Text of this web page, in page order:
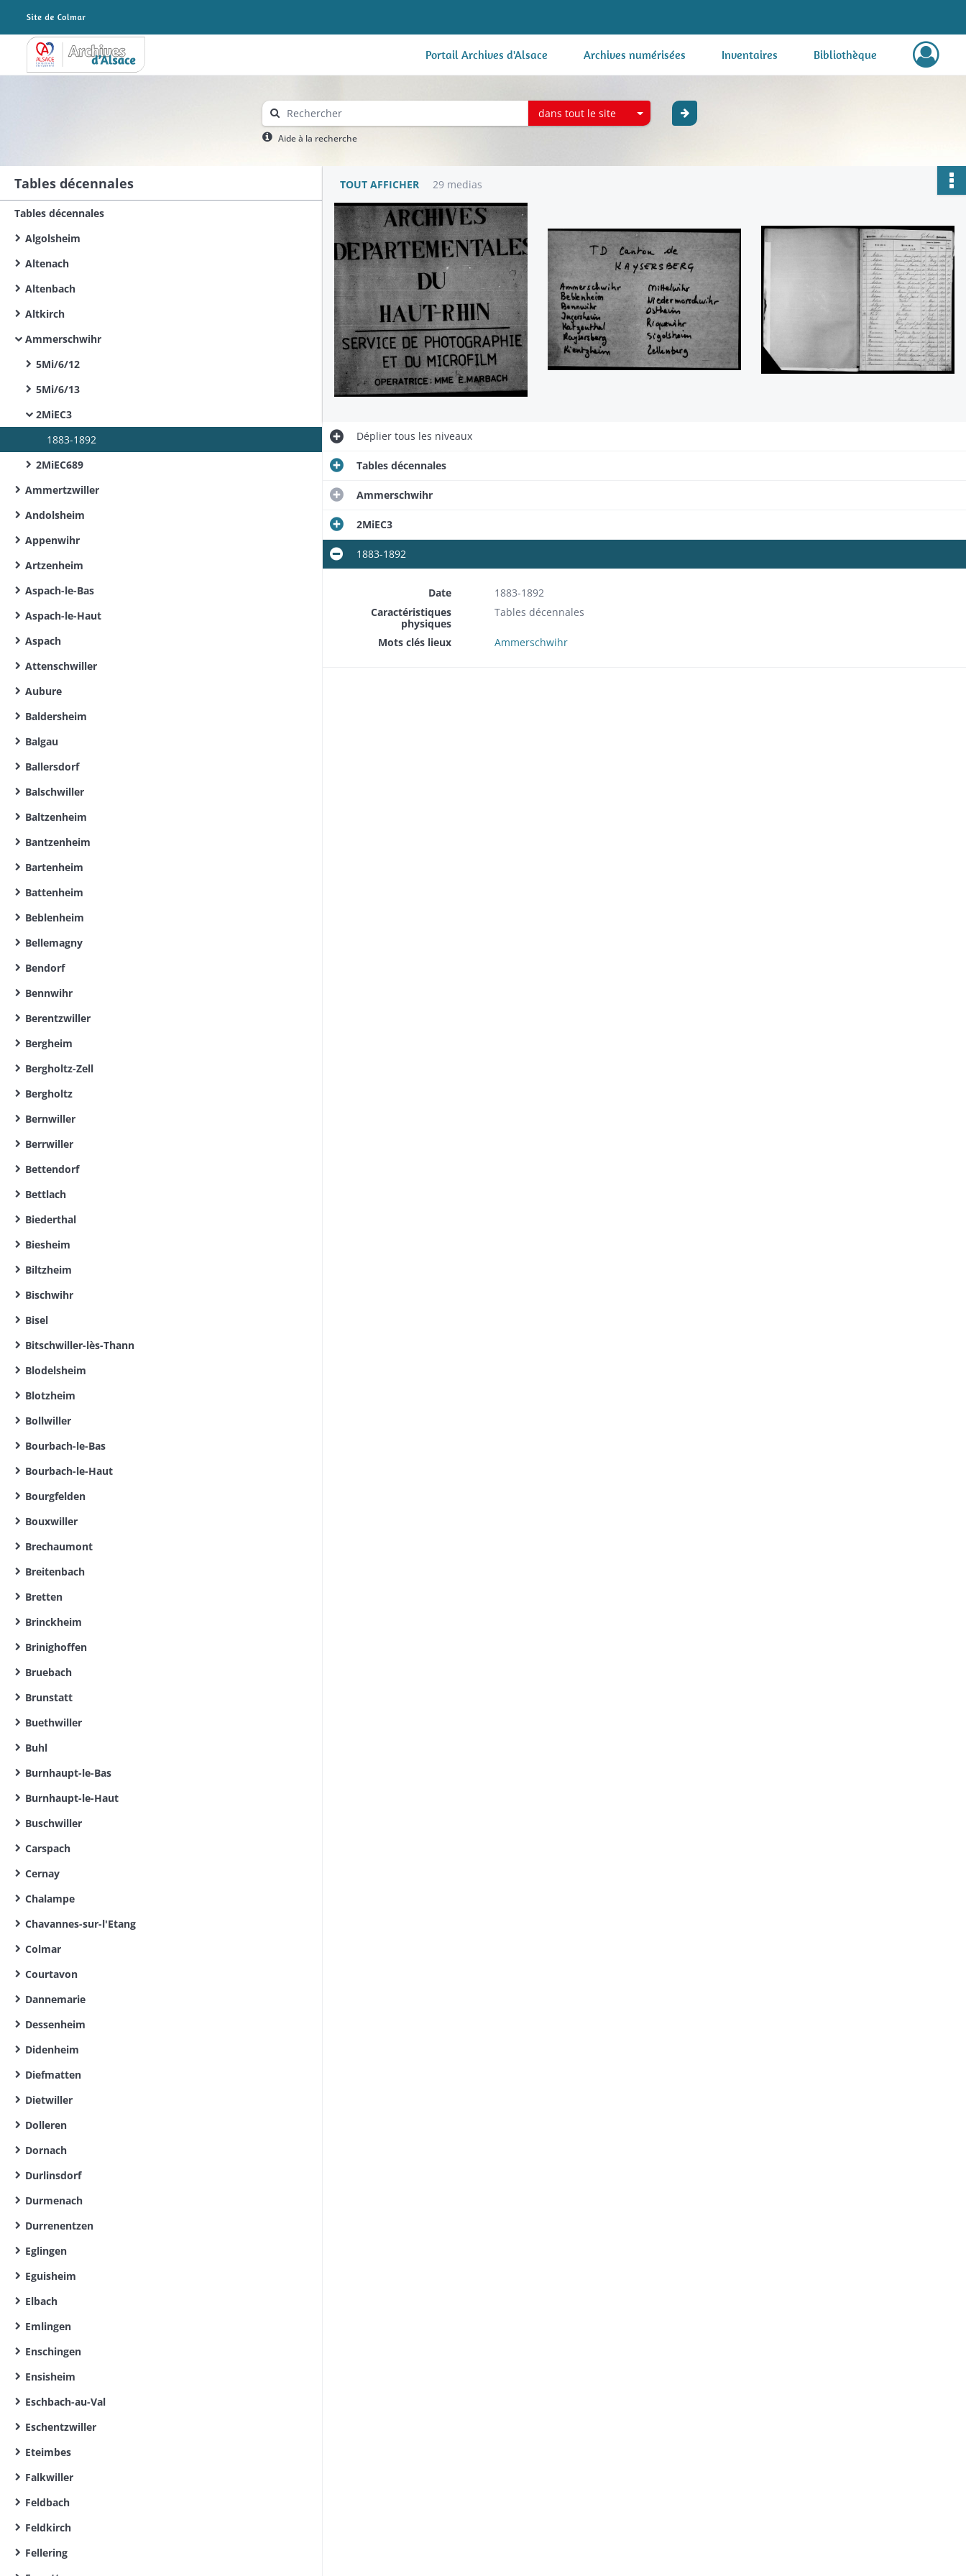
Archives Alsace - Colmar Portail Archives d'Alsace Archives numérisées Inventaires Bibliothèque
dans tout le site
Aide à la recherche
Tables décennales
Tables décennales
Algolsheim
Altenach
Altenbach
Altkirch
Ammerschwihr
5Mi/6/12
5Mi/6/13
2MiEC3
1883-1892
2MiEC689
Ammertzwiller
Andolsheim
Appenwihr
Artzenheim
Aspach-le-Bas
Aspach-le-Haut
Aspach
Attenschwiller
Aubure
Baldersheim
Balgau
Ballersdorf
Balschwiller
Baltzenheim
Bantzenheim
Bartenheim
Battenheim
Beblenheim
Bellemagny
Bendorf
Bennwihr
Berentzwiller
Bergheim
Bergholtz-Zell
Bergholtz
Bernwiller
Berrwiller
Bettendorf
Bettlach
Biederthal
Biesheim
Biltzheim
Bischwihr
Bisel
Bitschwiller-lès-Thann
Blodelsheim
Blotzheim
Bollwiller
Bourbach-le-Bas
Bourbach-le-Haut
Bourgfelden
Bouxwiller
Brechaumont
Breitenbach
Bretten
Brinckheim
Brinighoffen
Bruebach
Brunstatt
Buethwiller
Buhl
Burnhaupt-le-Bas
Burnhaupt-le-Haut
Buschwiller
Carspach
Cernay
Chalampe
Chavannes-sur-l'Etang
Colmar
Courtavon
Dannemarie
Dessenheim
Didenheim
Diefmatten
Dietwiller
Dolleren
Dornach
Durlinsdorf
Durmenach
Durrenentzen
Eglingen
Eguisheim
Elbach
Emlingen
Enschingen
Ensisheim
Eschbach-au-Val
Eschentzwiller
Eteimbes
Falkwiller
Feldbach
Feldkirch
Fellering
TOUT AFFICHER 29 medias
Dépliertous les niveaux
Tables décennales
Ammerschwihr
2MiEC3
1883-1892
Date
1883-1892
Caractéristiques
physiques
Tables décennales
Mots clés lieux Ammerschwihr